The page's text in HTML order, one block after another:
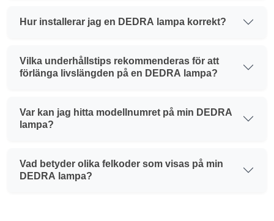
Hur installerar jag en DEDRA lampa korrekt?
Vilka underhållstips rekommenderas för att
förlänga livslängden på en DEDRA lampa?
Var kan jag hitta modellnumret på min DEDRA
lampa?
Vad betyder olika felkoder som visas på min
DEDRA lampa?